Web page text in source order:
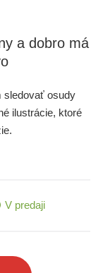
a dobro má
sledovať osudy
ilustrácie, ktoré
začínajúcim
V predaji